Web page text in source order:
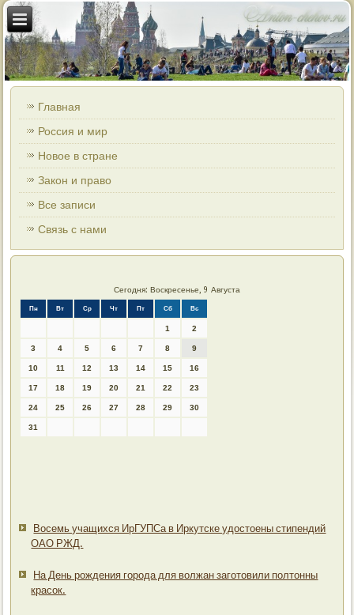
Главная
Россия и мир
Новое в стране
Закон и право
Все записи
Связь с нами
Сегодня: Воскресенье, 9 Августа
Пн Вт Ср Чт Пт Сб Вс
1 2
3 4 5 6 7 8 9
10 11 12 13 14 15 16
17 18 19 20 21 22 23
24 25 26 27 28 29 30
31
Восемь учащихся ИрГУПСа в Иркутске удостоены стипендий
ОАО РЖД.
На День рождения города для волжан заготовили полтонны
красок.